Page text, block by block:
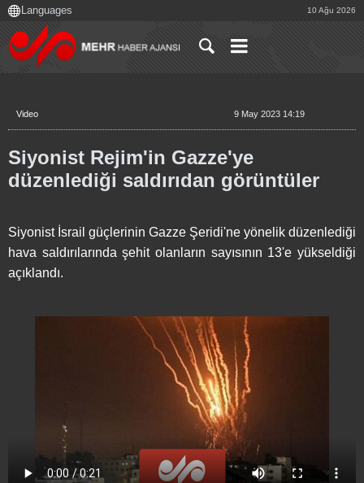
10 Ağu 2026
Video 9 May 2023 14:19
Siyonist Rejim'in Gazze'ye
düzenlediği saldırıdan görüntüler
Siyonist İsrail güçlerinin Gazze Şeridi'ne yönelik düzenlediği
hava saldırılarında şehit olanların sayısının 13'e yükseldiği
açıklandı.